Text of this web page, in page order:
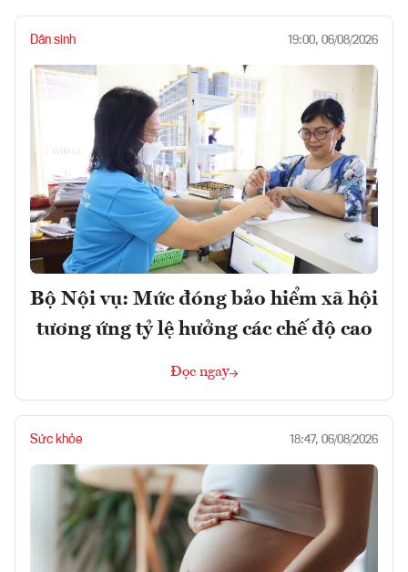
Dân sinh 19:00, 06/08/2026
Bộ Nội vụ: Mức đóng bảo hiểm xã hội
tương ứng tỷ lệ hưởng các chế độ cao
Đọc ngay
Sức khỏe 18:47, 06/08/2026